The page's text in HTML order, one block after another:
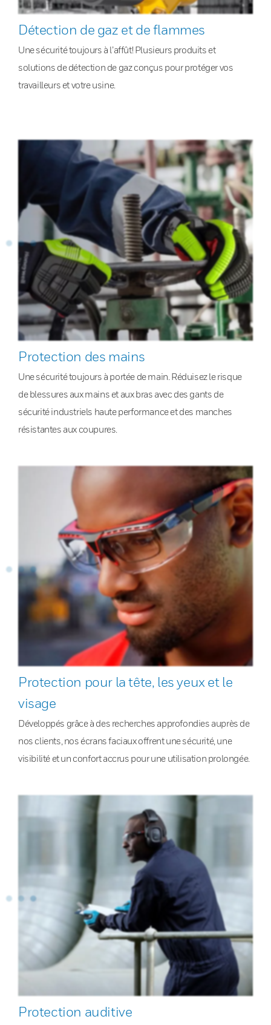
Détection de gaz et de flammes
Une sécurité toujours à l’affût! Plusieurs produits et
solutions de détection de gaz conçus pour protéger vos
travailleurs et votre usine.
Protection des mains
Une sécurité toujours à portée de main. Réduisez le risque
de blessures aux mains et aux bras avec des gants de
sécurité industriels haute performance et des manches
résistantes aux coupures.
Protection pour la tête, les yeux et le
visage
Développés grâce à des recherches approfondies auprès de
nos clients, nos écrans faciaux offrent une sécurité, une
visibilité et un confort accrus pour une utilisation prolongée.
Protection auditive